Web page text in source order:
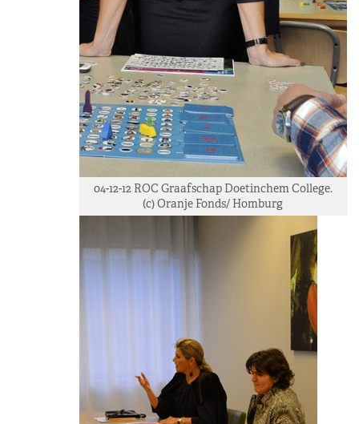
04-12-12 ROC Graafschap Doetinchem College.
(c) Oranje Fonds/ Homburg